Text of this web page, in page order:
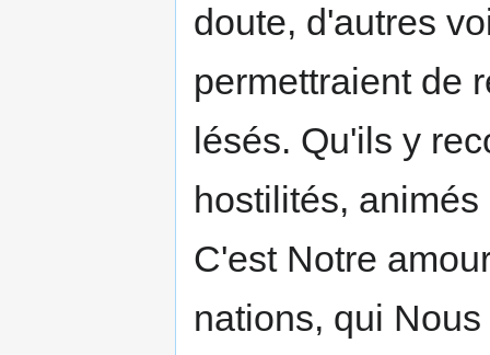
doute, d'autres
permettraient de
lésés. Qu'ils y
hostilités,
C'est Notre
nations, qui